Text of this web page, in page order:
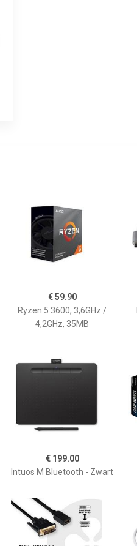
€ 59.90
Ryzen 5 3600, 3,6GHz /
4,2GHz, 35MB
€ 199.00
Intuos M Bluetooth - Zwart